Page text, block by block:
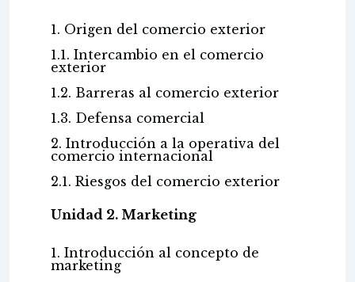
1. Origen del comercio exterior
1.1. Intercambio en el comercio
exterior
1.2. Barreras al comercio exterior
1.3. Defensa comercial
2. Introducción a la operativa del
comercio internacional
2.1. Riesgos del comercio exterior
Unidad 2. Marketing
1. Introducción al concepto de
marketing